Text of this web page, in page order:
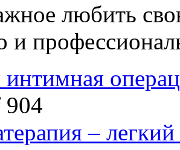
любить
и
904
– легкий